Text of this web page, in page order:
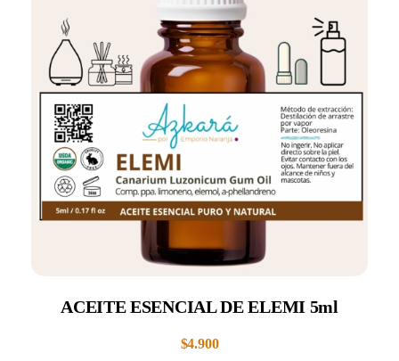
ACEITE ESENCIAL DE ELEMI 5ml
$4.900